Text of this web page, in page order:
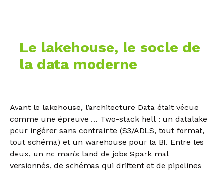
Le lakehouse, le socle de
la data moderne
Avant le lakehouse, l’architecture Data était vécue
comme une épreuve … Two-stack hell : un datalake
pour ingérer sans contrainte (S3/ADLS, tout format,
tout schéma) et un warehouse pour la BI. Entre les
deux, un no man’s land de jobs Spark mal
versionnés, de schémas qui driftent et de pipelines